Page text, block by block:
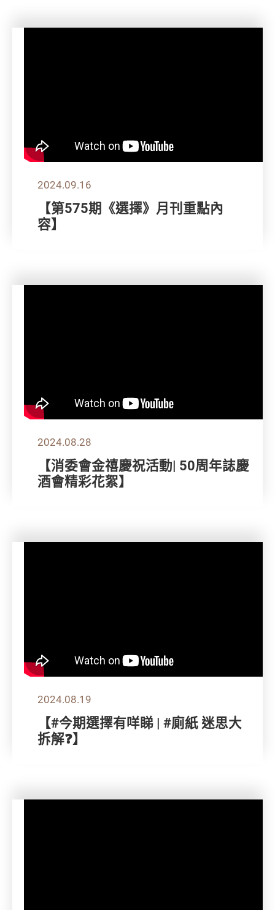
2024.09.16
【第575期《選擇》月刊重點內
容】
2024.08.28
【消委會金禧慶祝活動| 50周年誌慶
酒會精彩花絮】
2024.08.19
【#今期選擇有咩睇 | #廁紙 迷思大
拆解❓】